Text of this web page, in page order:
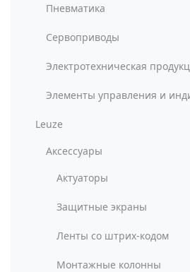
Пневматика
Сервоприводы
Электротехническая
Элементы управления и
Leuze
Аксессуары
Актуаторы
Защитные экраны
Ленты со штрих-кодом
Монтажные колонны